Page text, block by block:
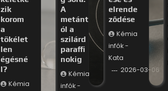
zik
korom
a
tökélet
len
égésné
l?
Kémia
A
metánt
ól a
szilárd
paraffi
nokig
Kémia
infók -
elrende
ződése
Kémia
infók -
Kata
2026-03-06